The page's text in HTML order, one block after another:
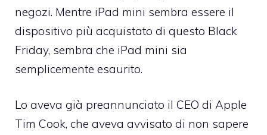
negozi. Mentre iPad mini sembra essere il
dispositivo più acquistato di questo Black
Friday, sembra che iPad mini sia
semplicemente esaurito.
Lo aveva già preannunciato il CEO di Apple
Tim Cook, che aveva avvisato di non sapere